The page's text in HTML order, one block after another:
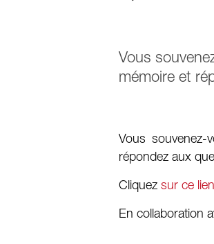
Vous
mémoire et
Vous souvenez-
répondez aux
Cliquez sur ce lien
En collaboration